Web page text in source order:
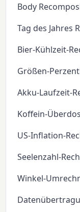
Body
Tag des Jahres
Bier-Kühlzeit-
Größen-
Akku-Laufzeit-
Koffein-
US-Inflation-
Seelenzahl-
Winkel-